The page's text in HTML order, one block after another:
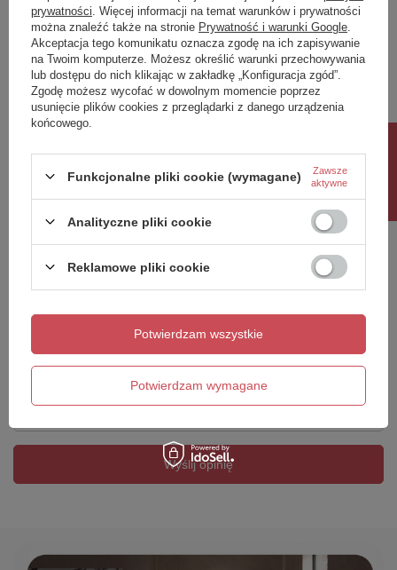
Napisz swoją opinię
Twoja ocena:
5/5
Dodaj własne zdjęcie produktu:
Twoje imię
Wyślij opinię
prywatności . Więcej informacji na temat warunków i prywatności
można znaleźć także na stronie Prywatność i warunki Google
Akceptacja tego komunikatu oznacza zgodę na ich zapisywanie
na Twoim komputerze. Możesz określić warunki przechowywania
lub dostępu do nich klikając w zakładkę „Konfiguracja zgód”.
Zgodę możesz wycofać w dowolnym momencie poprzez
usunięcie plików cookies z przeglądarki z danego urządzenia
końcowego.
Funkcjonalne pliki cookie (wymagane)
Zawsze
aktywne
Analityczne pliki cookie
Reklamowe pliki cookie
Potwierdzam wymagane
Potwierdzam wszystkie